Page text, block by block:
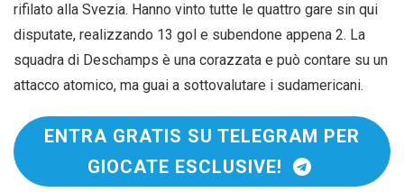
rifilato alla Svezia. Hanno vinto tutte le quattro gare sin qui
disputate, realizzando 13 gol e subendone appena 2. La
squadra di Deschamps è una corazzata e può contare su un
attacco atomico, ma guai a sottovalutare i sudamericani.
ENTRA GRATIS SU TELEGRAM PER
GIOCATE ESCLUSIVE!